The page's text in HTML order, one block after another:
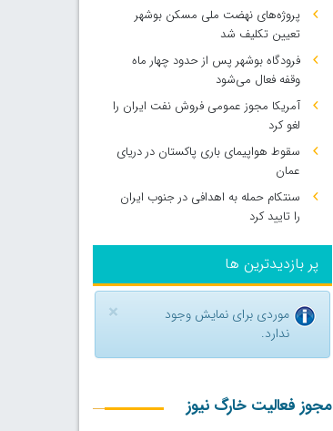
پروژه‌های نهضت ملی مسکن بوشهر
تعیین تکلیف شد
فرودگاه بوشهر پس از حدود چهار ماه
وقفه فعال می‌شود
آمریکا مجوز عمومی فروش نفت ایران را
لغو کرد
سقوط هواپیمای باری پاکستان در دریای
عمان
سنتکام حمله به اهدافی در جنوب ایران
را تایید کرد
پر بازدیدترین ها
×
موردی برای نمایش وجود
ندارد.
مجوز فعالیت خارگ نیوز